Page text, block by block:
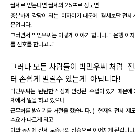
월세로 얻는다면 월세의 25프로 정도면
충분하게 감당이 되는 이자이기 때문에 월세보단 전
문입니다.
그러면서 박민우씨는 이렇게 이야기 합니다. " 은행 이
를 선호를 한다고..."
그러나 모든 사람들이 박민우씨 처럼
터 손쉽게 빌릴수 있는게 아닙니다!
박민우씨는 탄탄한 직장과 안정된 수입이 있기 때문에
체에서 일을 하고 있으나
근무처를 밝히기를 거절을 했습니다. ) 현재의 전세 제
수요가 따르게 되고